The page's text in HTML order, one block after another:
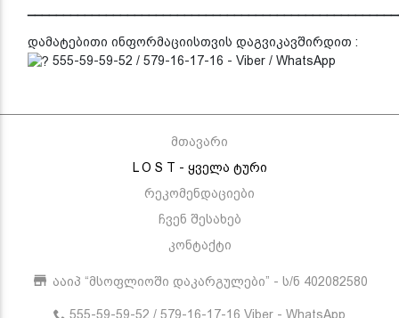
დამატებითი ინფორმაციისთვის დაგვიკავშირდით :
555-59-59-52 / 579-16-17-16 - Viber / WhatsApp
მთავარი
L O S T - ყველა ტური
რეკომენდაციები
ჩვენ შესახებ
კონტაქტი
ააიპ “მსოფლიოში დაკარგულები” - ს/ნ 402082580
555-59-59-52 / 579-16-17-16 Viber - WhatsApp